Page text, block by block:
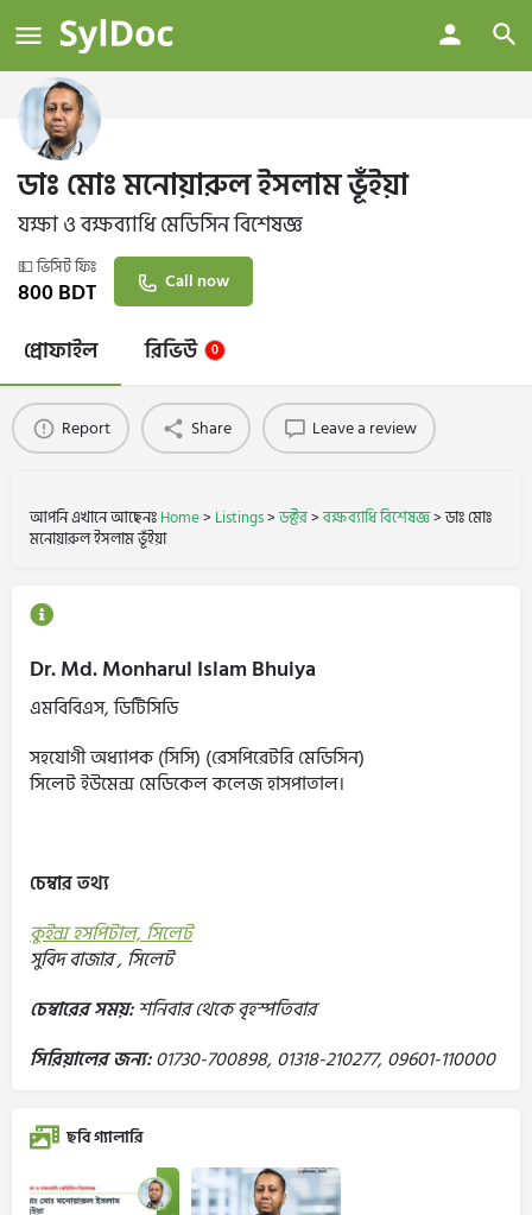
ডাঃ মোঃ মনোয়ারুল ইসলাম ভূঁইয়া
যক্ষা ও বক্ষব্যাধি মেডিসিন বিশেষজ্ঞ
💵 ভিসিট ফিঃ
800BDT Call now
প্রোফাইল রিভিউ 0
Report Share Leave a review
আপনি এখানে আছেনঃHome> Listings>ডক্টর>বক্ষব্যাধি বিশেষজ্ঞ>ডাঃ মোঃ
মনোয়ারুল ইসলাম ভূঁইয়া
Dr. Md. Monharul Islam Bhuiya
এমবিবিএস, ডিটিসিডি
সহযোগী অধ্যাপক (সিসি) (রেসপিরেটরি মেডিসিন)
সিলেট ইউমেন্স মেডিকেল কলেজ হাসপাতাল।
চেম্বার তথ্য
কুইন্স হসপিটাল, সিলেট
সুবিদ বাজার , সিলেট
চেম্বারের সময়:শনিবার থেকে বৃহস্পতিবার
সিরিয়ালের জন্য:01730-700898, 01318-210277, 09601-110000
ছবি গ্যালারি